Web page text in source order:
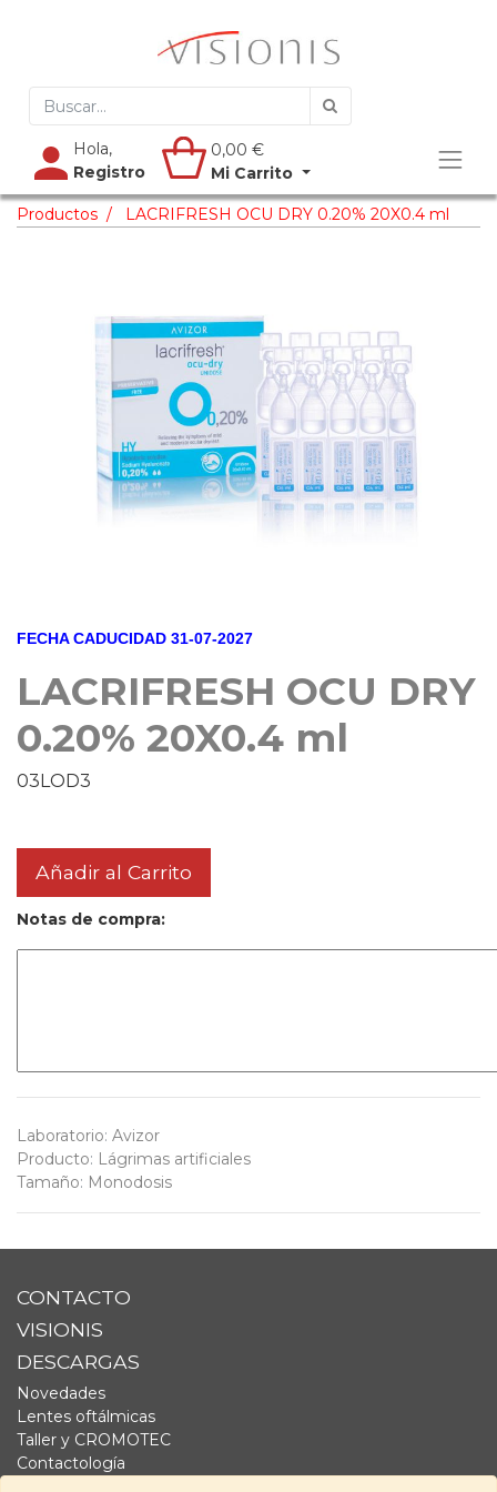
Hola,
Registro
0,00 €
Mi Carrito
Productos LACRIFRESH OCU DRY 0.20% 20X0.4 ml
FECHA CADUCIDAD 31-07-2027
LACRIFRESH OCU DRY
0.20% 20X0.4 ml
03LOD3
Añadir al Carrito
Notas de compra:
Laboratorio: Avizor
Producto: Lágrimas artificiales
Tamaño: Monodosis
CONTACTO
VISIONIS
DESCARGAS
Novedades
Lentes oftálmicas
Taller y CROMOTEC
Contactología